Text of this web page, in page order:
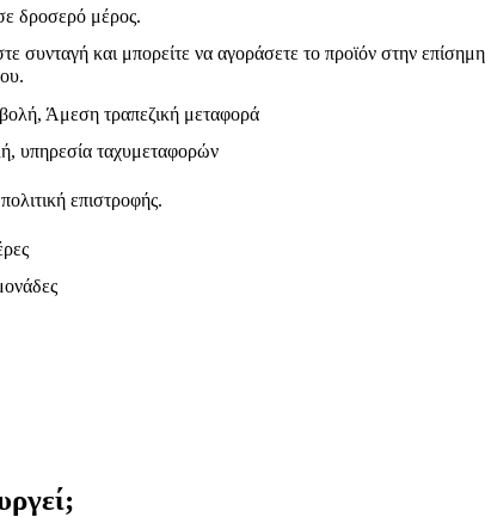
δροσερό μέρος.
συνταγή και μπορείτε να αγοράσετε το προϊόν στην επίσημη
Άμεση τραπεζική μεταφορά
υπηρεσία ταχυμεταφορών
επιστροφής.